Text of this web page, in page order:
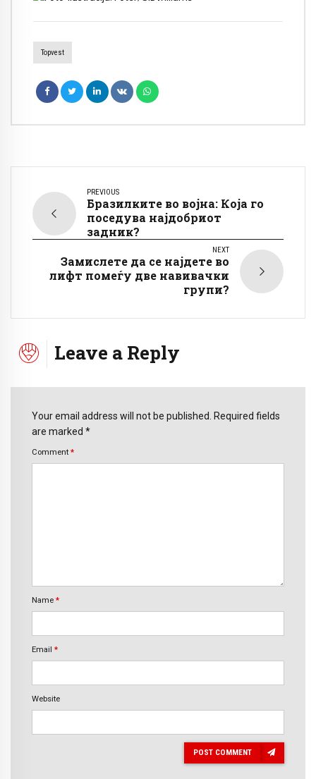
Topvest
PREVIOUS
Бразилките во војна: Која го
поседува најдобриот
задник?
NEXT
Замислете да се најдете во
лифт помеѓу две навивачки
групи?
Leave a Reply
Your email address will not be published. Required fields
are marked *
Comment *
Name *
Email *
Website
POST COMMENT